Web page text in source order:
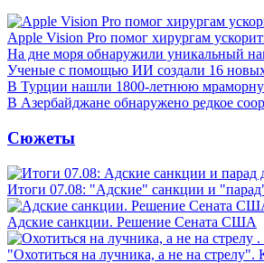
Apple Vision Pro помог хирургам
На дне моря обнаружили уникальный
Ученые с помощью ИИ создали 16 новых
В Турции нашли 1800-летнюю
В Азербайджане обнаружено редкое
Сюжеты
Итоги 07.08: "Адские" санкции и
Адские санкции. Решение Сената США
"Охотиться на лучника, а не на стрелу".